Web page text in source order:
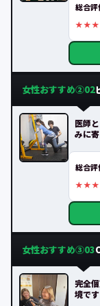
総合評
女性おすすめ②02
医師
みに
総合評
女性おすすめ③03
完全
境です